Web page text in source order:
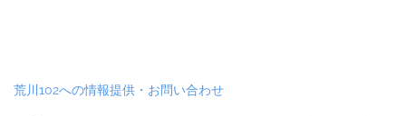
荒川102への情報提供・お問い合わせ